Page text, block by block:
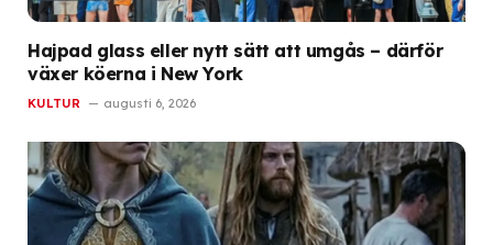
Hajpad glass eller nytt sätt att umgås – därför
växer köerna i New York
KULTUR augusti 6, 2026